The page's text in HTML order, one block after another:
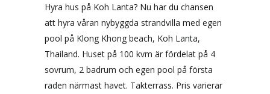
Hyra hus på Koh Lanta? Nu har du chansen
att hyra våran nybyggda strandvilla med egen
pool på Klong Khong beach, Koh Lanta,
Thailand. Huset på 100 kvm är fördelat på 4
sovrum, 2 badrum och egen pool på första
raden närmast havet. Takterrass. Pris varierar